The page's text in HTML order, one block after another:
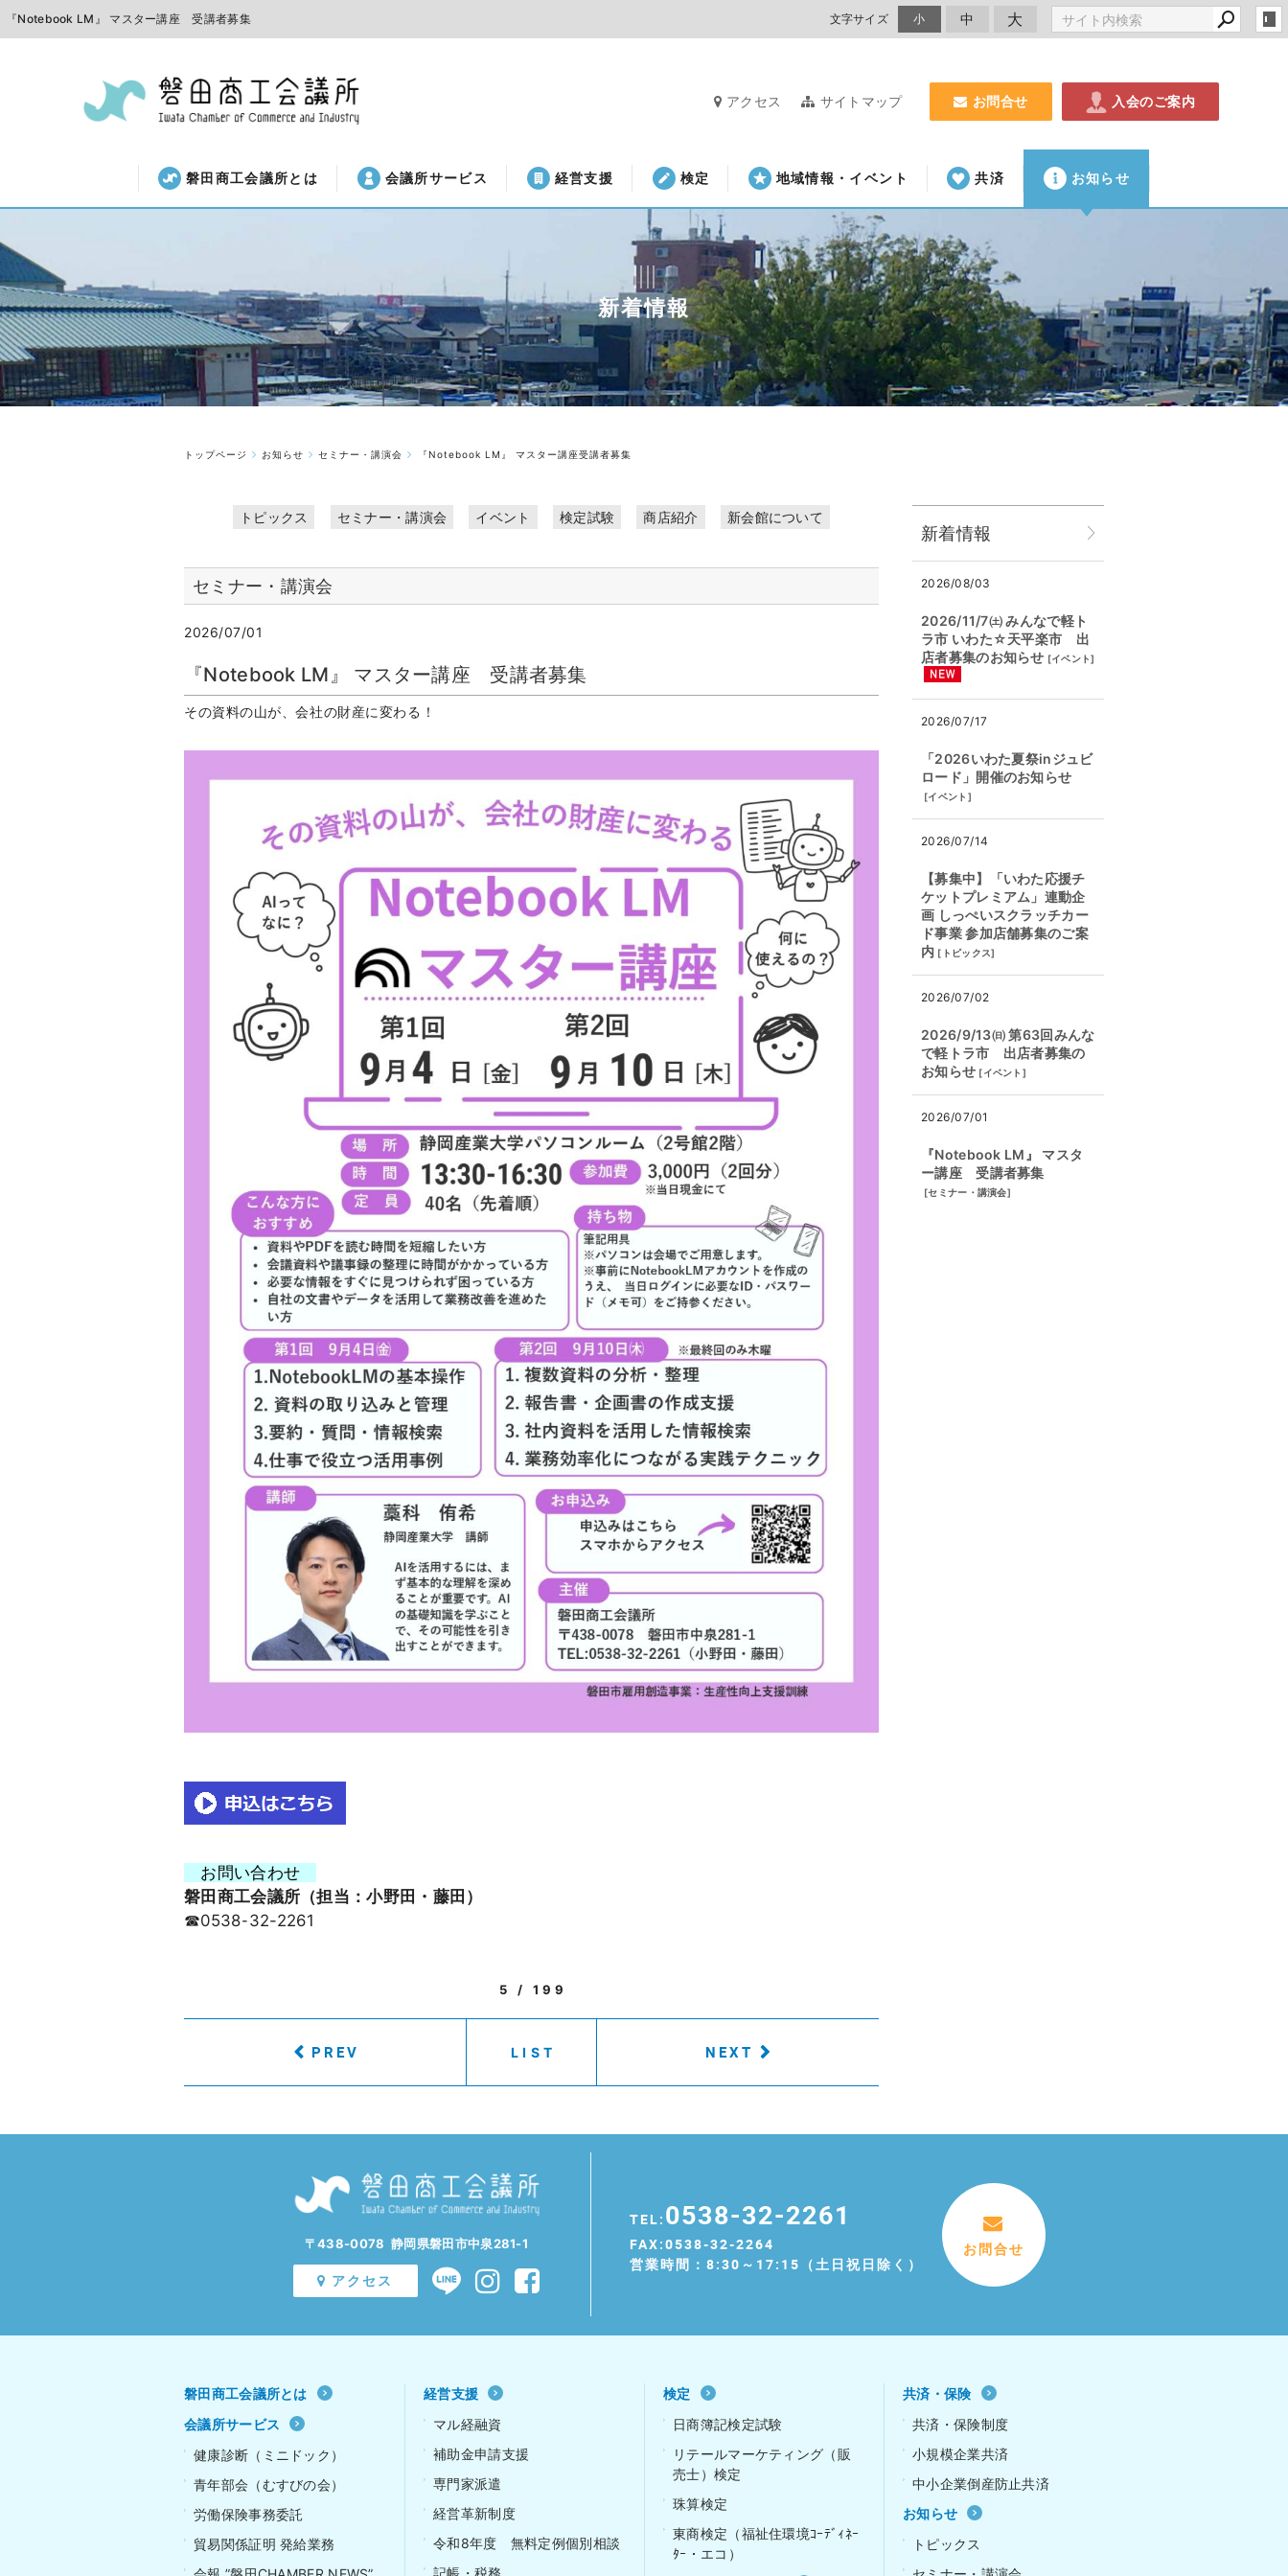
『Notebook LM』 マスター講座 受講者募集 文字サイズ 小 中 大
アクセス サイトマップ お問合せ 入会のご案内
磐田商工会議所とは 会議所サービス 経営支援 検定 地域情報・イベント 共済 お知らせ
新着情報
トップページ お知らせ セミナー・講演会 『Notebook LM』 マスター講座受講者募集
トピックス セミナー・講演会 イベント 検定試験 商店紹介 新会館について
セミナー・講演会
2026/07/01
『Notebook LM』 マスター講座 受講者募集
その資料の山が、会社の財産に変わる！
お問い合わせ
磐田商工会議所（担当：小野田・藤田）
☎0538-32-2261
5 / 199
PREV LIST NEXT
新着情報
2026/08/03
2026/11/7㈯ みんなで軽ト
ラ市 いわた☆天平楽市 出
店者募集のお知らせ [イベント]
2026/07/17
「2026いわた夏祭inジュビ
ロード」開催のお知らせ
[イベント ]
2026/07/14
【募集中】「いわた応援チ
ケットプレミアム」連動企
画 しっぺいスクラッチカー
ド事業 参加店舗募集のご案
内 [ トピックス]
2026/07/02
2026/9/13㈰ 第63回みんな
で軽トラ市 出店者募集の
お知らせ [イベント ]
2026/07/01
『Notebook LM』 マスタ
ー講座 受講者募集
[セミナー・講演会]
〒438-0078 静岡県磐田市中泉281-1
アクセス
TEL: 0538-32-2261
FAX:0538-32-2264
営業時間：8:30～17:15（土日祝日除く）
お問合せ
磐田商工会議所とは
会議所サービス
健康診断（ミニドック）
青年部会（むすびの会）
労働保険事務委託
貿易関係証明 発給業務
経営支援
マル経融資
補助金申請支援
専門家派遣
経営革新制度
令和8年度 無料定例個別相談
記帳・税務
検定
日商簿記検定試験
リテールマーケティング（販
売士）検定
珠算検定
東商検定（福祉住環境ｺｰﾃﾞｨﾈｰ
ﾀｰ・エコ）
共済・保険
共済・保険制度
小規模企業共済
中小企業倒産防止共済
お知らせ
トピックス